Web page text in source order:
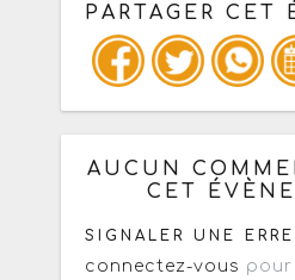
PARTAGER CET
Copiez les infos ci-
: mail / forum /
AUCUN
CET
SIGNALER UNE
connectez-vous pour